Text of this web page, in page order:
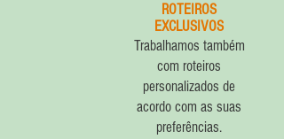
ROTEIROS
EXCLUSIVOS
Trabalhamos também
com roteiros
personalizados de
acordo com as suas
preferências.